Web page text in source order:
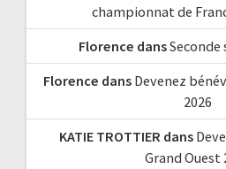
championnat de
Florence dansSeconde
Florence dans Devenez
2026
KATIE TROTTIER dans
Grand Ouest